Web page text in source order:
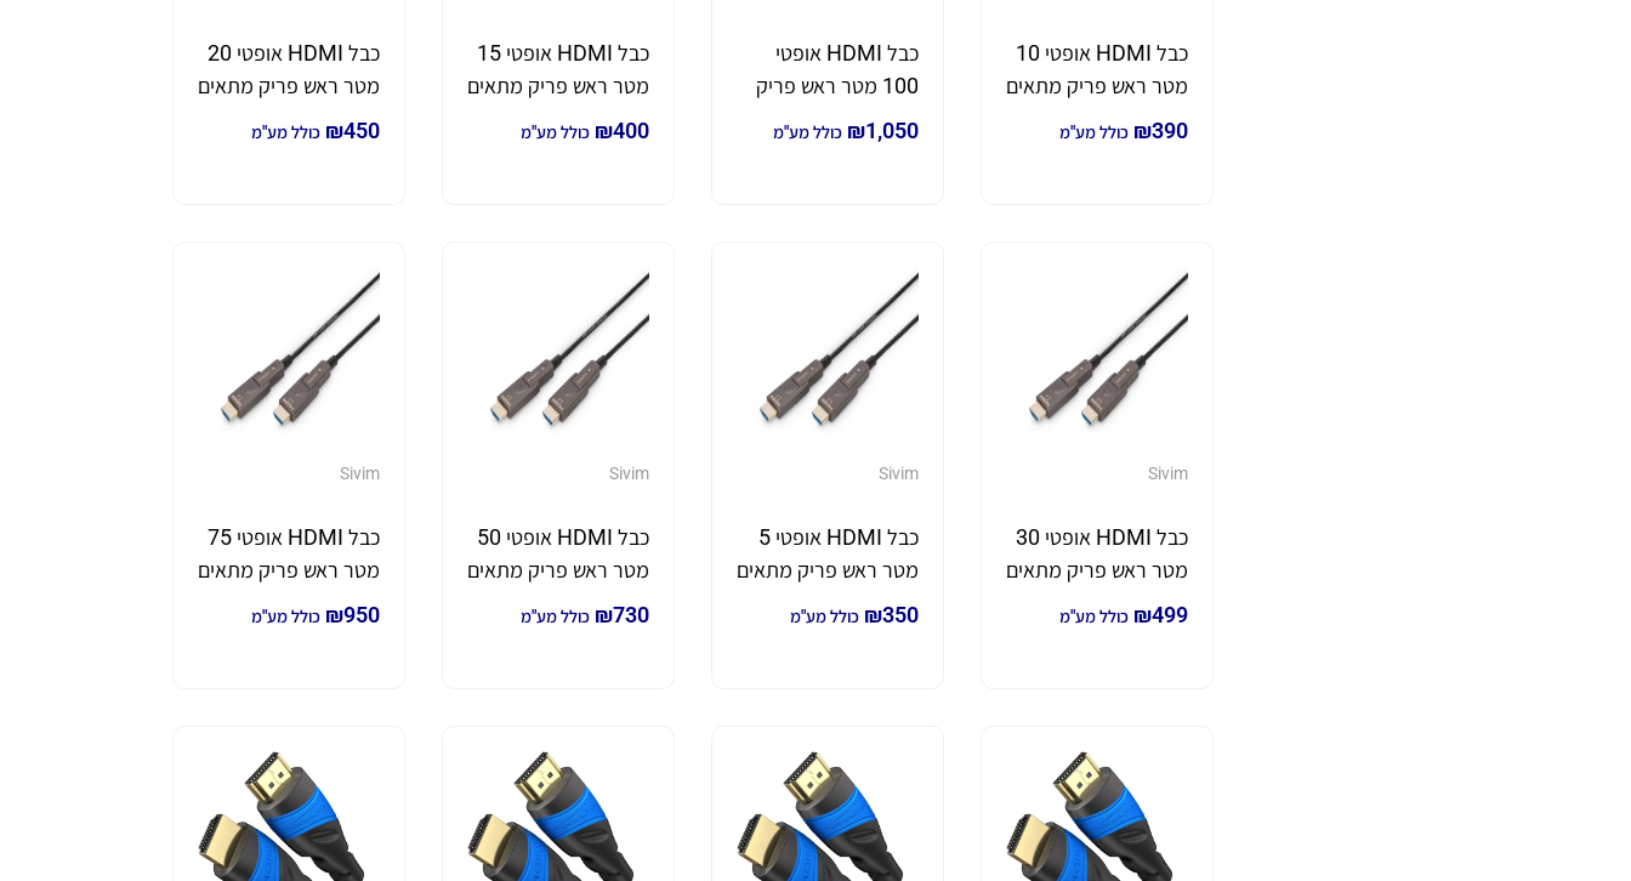
כבל HDMI אופטי 10
מטר ראש פריק מתאים
להשחלות
₪390 כולל מע"מ
כבל HDMI אופטי
100 מטר ראש פריק
מתאים להשחלות
₪1,050 כולל מע"מ
כבל HDMI אופטי 15
מטר ראש פריק מתאים
להשחלות
₪400 כולל מע"מ
כבל HDMI אופטי 20
מטר ראש פריק מתאים
להשחלות
₪450 כולל מע"מ
Sivim
כבל HDMI אופטי 30
מטר ראש פריק מתאים
להשחלות
₪499 כולל מע"מ
Sivim
כבל HDMI אופטי 5
מטר ראש פריק מתאים
להשחלות
₪350 כולל מע"מ
Sivim
כבל HDMI אופטי 50
מטר ראש פריק מתאים
להשחלות
₪730 כולל מע"מ
Sivim
כבל HDMI אופטי 75
מטר ראש פריק מתאים
להשחלות
₪950 כולל מע"מ